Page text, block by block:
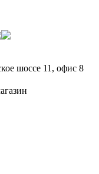
шоссе 11, офис 8